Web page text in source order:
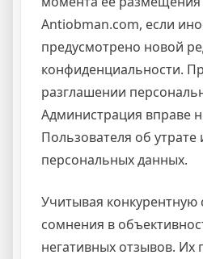
Antiobman.com, если
предусмотрено новой
конфиденциальности.
разглашении
Администрация вправе
Пользователя об
персональных данных.
Учитывая конкурентную
сомнения в
негативных отзывов. Их